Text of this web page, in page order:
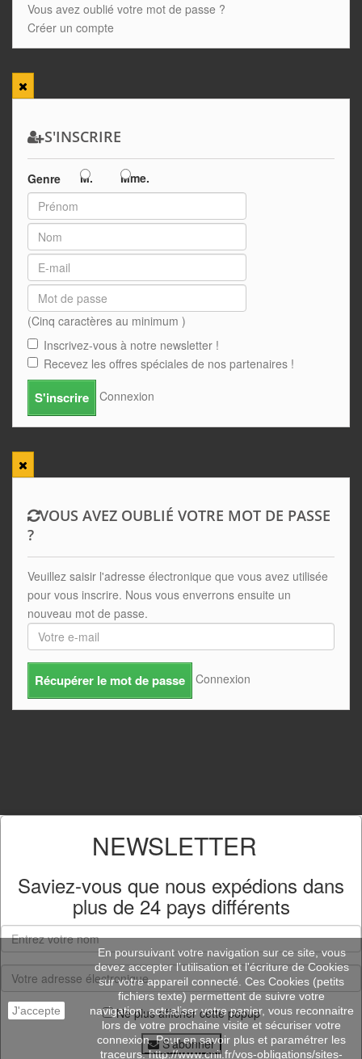
J'accepte
En poursuivant votre navigation sur ce site, vous
devez accepter l’utilisation et l'écriture de Cookies
sur votre appareil connecté. Ces Cookies (petits
fichiers texte) permettent de suivre votre
navigation, actualiser votre panier, vous reconnaitre
lors de votre prochaine visite et sécuriser votre
connexion. Pour en savoir plus et paramétrer les
traceurs: http://www.cnil.fr/vos-obligations/sites-
Vous avez oublié votre mot de passe ?
Créer un compte
S'INSCRIRE
Genre M. Mme.
(Cinq caractères au minimum )
Inscrivez-vous à notre newsletter !
Recevez les offres spéciales de nos partenaires !
S'inscrire Connexion
VOUS AVEZ OUBLIÉ VOTRE MOT DE PASSE
?
Veuillez saisir l'adresse électronique que vous avez utilisée
pour vous inscrire. Nous vous enverrons ensuite un
nouveau mot de passe.
Récupérer le mot de passe Connexion
NEWSLETTER
Saviez-vous que nous expédions dans
plus de24 pays différents
Ne plus afficher cette popup
S'abonner